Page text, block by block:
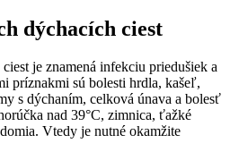
dýchacích ciest
je znamená infekciu priedušiek a
príznakmi sú bolesti hrdla, kašeľ,
s dýchaním, celková únava a bolesť
nad 39°C, zimnica, ťažké
Vtedy je nutné okamžite